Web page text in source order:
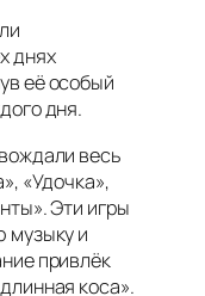
днях
её особый
дня.
весь
«Удочка»,
Эти игры
музыку и
привлёк
коса».